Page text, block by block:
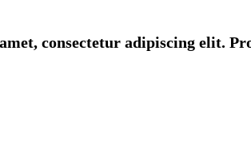
consectetur adipiscing elit.